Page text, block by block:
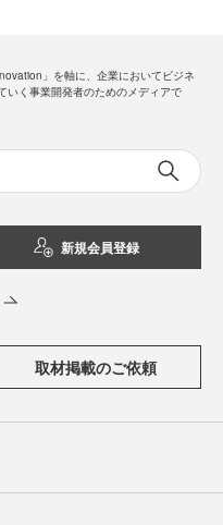
」を軸に、企業においてビジネ
いく事業開発者のためのメディアで
新規会員登録
取材掲載のご依頼